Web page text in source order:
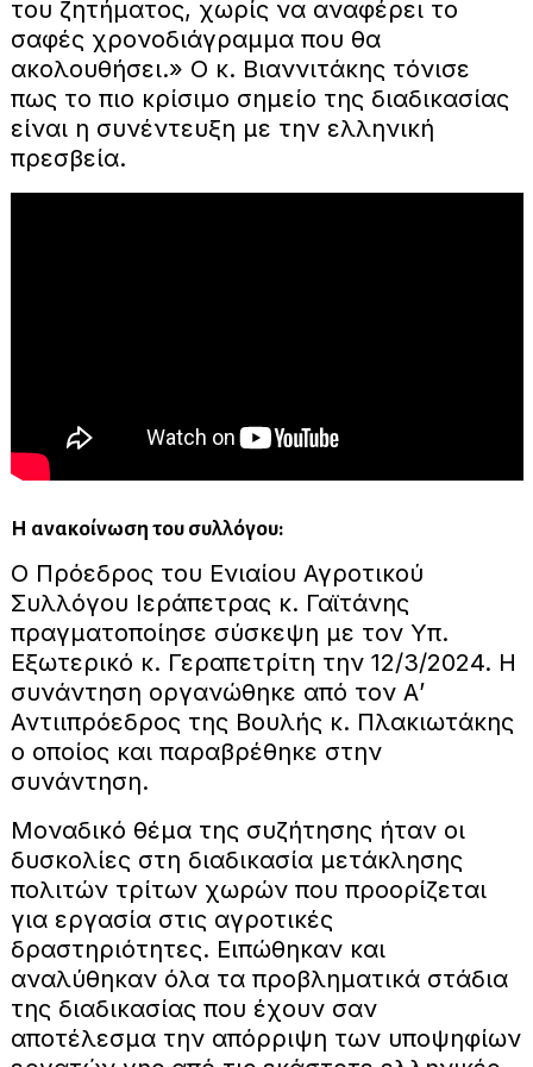
του ζητήματος, χωρίς να αναφέρει το
σαφές χρονοδιάγραμμα που θα
ακολουθήσει.» Ο κ. Βιαννιτάκης τόνισε
πως το πιο κρίσιμο σημείο της διαδικασίας
είναι η συνέντευξη με την ελληνική
πρεσβεία.
Η ανακοίνωση του συλλόγου:
Ο Πρόεδρος του Ενιαίου Αγροτικού
Συλλόγου Ιεράπετρας κ. Γαϊτάνης
πραγματοποίησε σύσκεψη με τον Υπ.
Εξωτερικό κ. Γεραπετρίτη την 12/3/2024. Η
συνάντηση οργανώθηκε από τον Α’
Αντιιπρόεδρος της Βουλής κ. Πλακιωτάκης
ο οποίος και παραβρέθηκε στην
συνάντηση.
Μοναδικό θέμα της συζήτησης ήταν οι
δυσκολίες στη διαδικασία μετάκλησης
πολιτών τρίτων χωρών που προορίζεται
για εργασία στις αγροτικές
δραστηριότητες. Ειπώθηκαν και
αναλύθηκαν όλα τα προβληματικά στάδια
της διαδικασίας που έχουν σαν
αποτέλεσμα την απόρριψη των υποψηφίων